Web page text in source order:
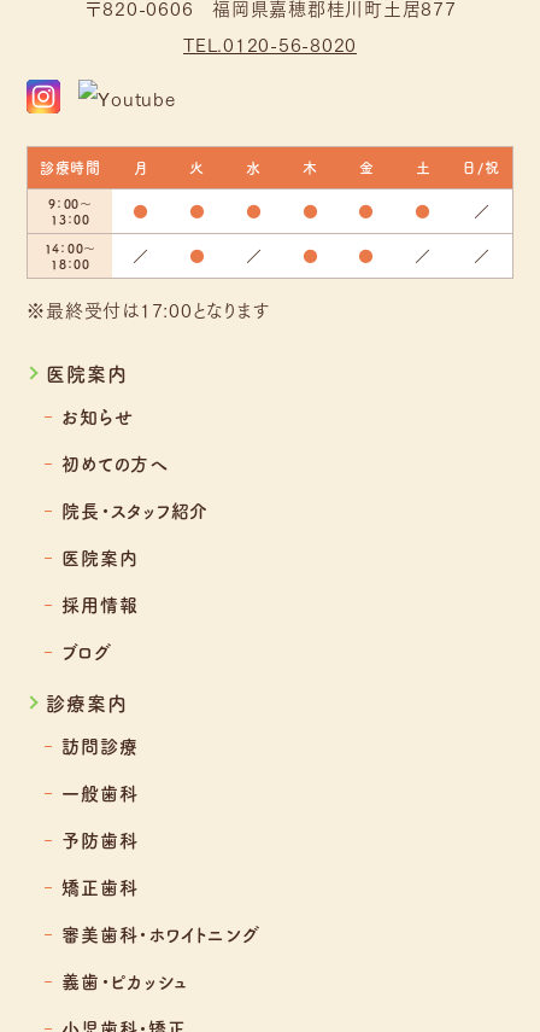
〒820-0606 福岡県嘉穂郡桂川町土居877
TEL.0120-56-8020
診療時間 月 火 水 木 金 土 日/祝
9：00～
13：00
● ● ● ● ● ● ／
14：00～
18：00
／ ● ／ ● ● ／ ／
※最終受付は17:00となります
医院案内
お知らせ
初めての方へ
院長・スタッフ紹介
医院案内
採用情報
ブログ
診療案内
訪問診療
一般歯科
予防歯科
矯正歯科
審美歯科・ホワイトニング
義歯・ピカッシュ